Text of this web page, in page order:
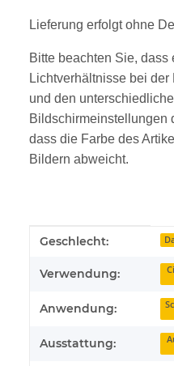
Lieferung erfolgt ohne
Bitte beachten Sie, dass
Lichtverhältnisse bei der
und den
Bildschirmeinstellungen
dass die Farbe des
Bildern abweicht.
Produkteigenschaft
Wert
Geschlecht:
Verwendung:
Anwendung:
Ausstattung: